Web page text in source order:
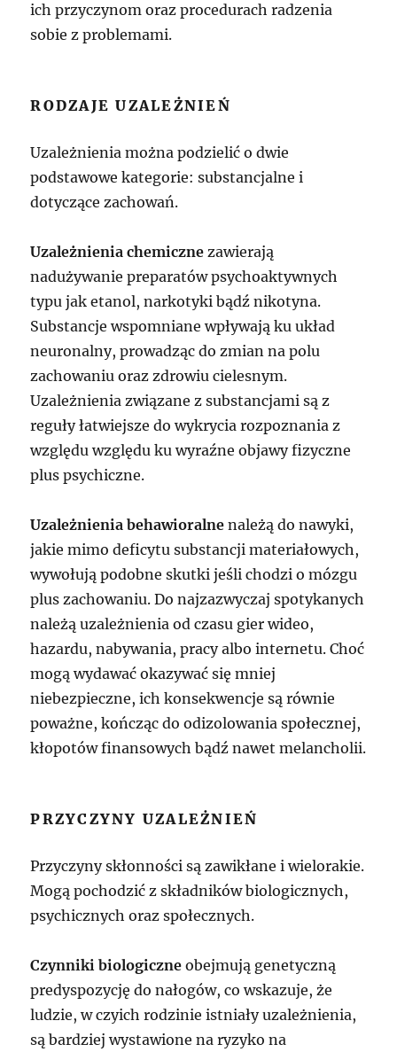
ich przyczynom oraz procedurach radzenia
sobie z problemami.
RODZAJE UZALEŻNIEŃ
Uzależnienia można podzielić o dwie
podstawowe kategorie: substancjalne i
dotyczące zachowań.
Uzależnienia chemiczne zawierają
nadużywanie preparatów psychoaktywnych
typu jak etanol, narkotyki bądź nikotyna.
Substancje wspomniane wpływają ku układ
neuronalny, prowadząc do zmian na polu
zachowaniu oraz zdrowiu cielesnym.
Uzależnienia związane z substancjami są z
reguły łatwiejsze do wykrycia rozpoznania z
względu względu ku wyraźne objawy fizyczne
plus psychiczne.
Uzależnienia behawioralne należą do nawyki,
jakie mimo deficytu substancji materiałowych,
wywołują podobne skutki jeśli chodzi o mózgu
plus zachowaniu. Do najzazwyczaj spotykanych
należą uzależnienia od czasu gier wideo,
hazardu, nabywania, pracy albo internetu. Choć
mogą wydawać okazywać się mniej
niebezpieczne, ich konsekwencje są równie
poważne, kończąc do odizolowania społecznej,
kłopotów finansowych bądź nawet melancholii.
PRZYCZYNY UZALEŻNIEŃ
Przyczyny skłonności są zawikłane i wielorakie.
Mogą pochodzić z składników biologicznych,
psychicznych oraz społecznych.
Czynniki biologiczne obejmują genetyczną
predyspozycję do nałogów, co wskazuje, że
ludzie, w czyich rodzinie istniały uzależnienia,
są bardziej wystawione na ryzyko na